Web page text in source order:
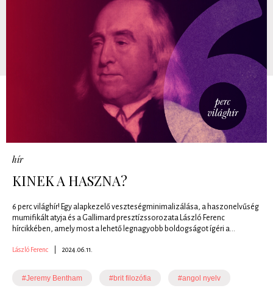
hír
KINEK A HASZNA?
6 perc világhír! Egy alapkezelő veszteségminimalizálása, a haszonelvűség
mumifikált atyja és a Gallimard presztízssorozata László Ferenc
hírcikkében, amely most a lehető legnagyobb boldogságot ígéri a...
László Ferenc 2024.06.11.
#Jeremy Bentham #brit filozófia #angol nyelv